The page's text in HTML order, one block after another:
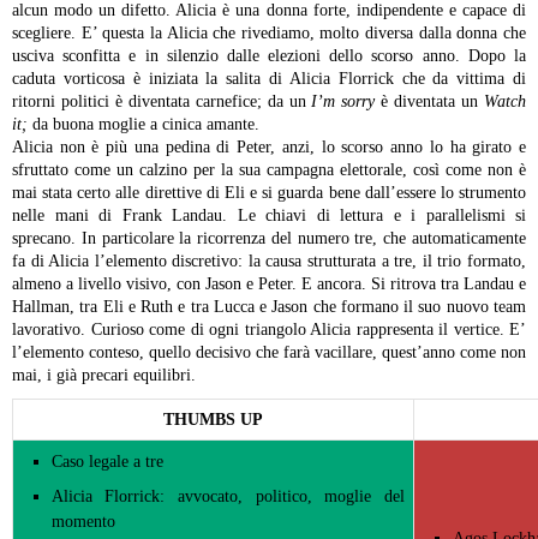
alcun modo un difetto. Alicia è una donna forte, indipendente e capace di
scegliere. E’ questa la Alicia che rivediamo, molto diversa dalla donna che
usciva sconfitta e in silenzio dalle elezioni dello scorso anno. Dopo la
caduta vorticosa è iniziata la salita di Alicia Florrick che da vittima di
ritorni politici è diventata carnefice; da unI’m sorryè diventata un Watch
it; da buona moglie a cinica amante.
Alicia non è più una pedina di Peter, anzi, lo scorso anno lo ha girato e
sfruttato come un calzino per la sua campagna elettorale, così come non è
mai stata certo alle direttive di Eli e si guarda bene dall’essere lo strumento
nelle mani di Frank Landau. Le chiavi di lettura e i parallelismi si
sprecano. In particolare la ricorrenza del numero tre, che automaticamente
fa di Alicia l’elemento discretivo: la causa strutturata a tre, il trio formato,
almeno a livello visivo, con Jason e Peter. E ancora. Si ritrova tra Landau e
Hallman, tra Eli e Ruth e tra Lucca e Jason che formano il suo nuovo team
lavorativo. Curioso come di ogni triangolo Alicia rappresenta il vertice. E’
l’elemento conteso, quello decisivo che farà vacillare, quest’anno come non
mai, i già precari equilibri.
THUMBS UP
Caso legale a tre
Alicia Florrick: avvocato, politico, moglie del
momento